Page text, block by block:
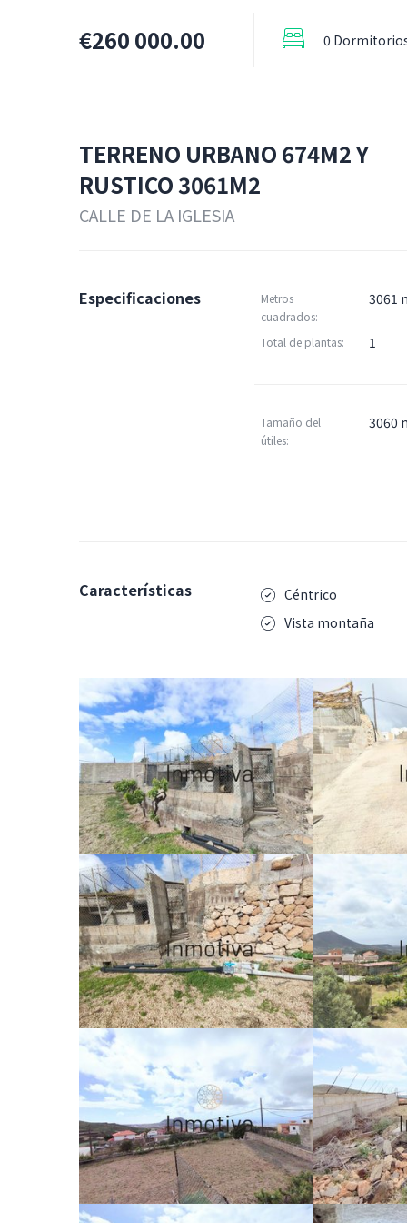
€260 000.00 0
TERRENO URBANO 674M2 Y
RUSTICO 3061M2
CALLE DE LA IGLESIA
Especificaciones
Metros
cuadrados:
3061
Total de plantas: 1
Tamaño del
útiles:
3060
Características
Céntrico
Vista montaña